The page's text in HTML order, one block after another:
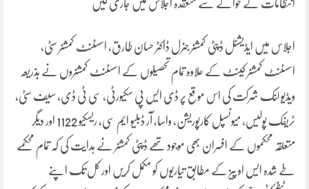
انتظامات کے حوالے سے منعقدہ اجلاس میں جاری کیں
اجلاس میں ایڈیشنل ڈپٹی کمشنر جنرل ڈاکٹر حسان طارق، اسسٹنٹ کمشنر سٹی،
اسسٹنٹ کمشنر کینٹ کے علاوہ تمام تحصیلوں کے اسسٹنٹ کمشنروں نے بذریعہ
ویڈیو لنک شرکت کی اس موقع پر ڈی ایس پی سکیورٹی، سی ٹی ڈی، سیف سٹی،
ٹریفک پولیس، میونسپل کارپوریشن، واسا، آر ڈبلیو ایم سی، ریسکیو 1122 اور دیگر
متعلقہ محکموں کے افسران بھی موجود تھے ڈپٹی کمشنر نے ہدایت کی کہ تمام محکمے
طے شدہ ایس او پیز کے مطابق تیاریوں کو مکمل کریں اور کل تک اپنے